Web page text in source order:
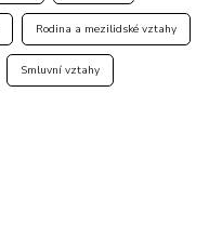
Rodina a mezilidské vztahy
Smluvní vztahy